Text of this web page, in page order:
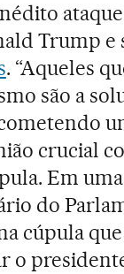
Trump e
. “Aqueles
são a
crucial
Em
do
cúpula
o